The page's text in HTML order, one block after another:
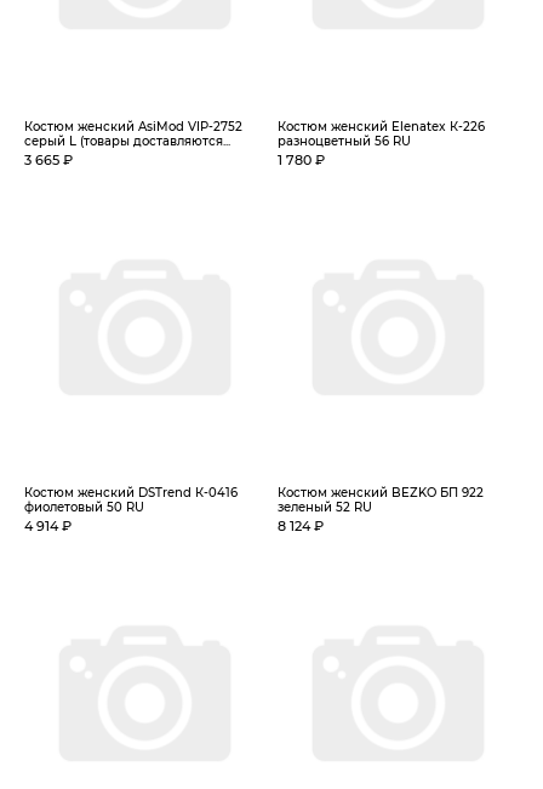
Костюм женский AsiMod VIP-2752
серый L (товары доставляются...
3 665 ₽
Костюм женский Elenatex К-226
разноцветный 56 RU
1 780 ₽
Костюм женский DSTrend К-0416
фиолетовый 50 RU
4 914 ₽
Костюм женский BEZKO БП 922
зеленый 52 RU
8 124 ₽